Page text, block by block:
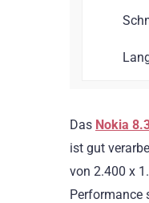
Das Nokia
ist gut
von 2.400 x
Performance